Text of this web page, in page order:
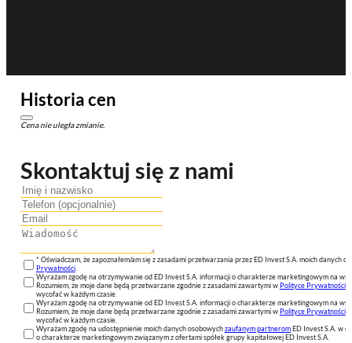
Historia cen
Cena nie uległa zmianie.
Skontaktuj się z nami
* Oświadczam, że zapoznałem/am się z zasadami przetwarzania przez ED Invest S.A. moich danych
Prywatności.
Wyrażam zgodę na otrzymywanie od ED Invest S.A. informacji o charakterze marketingowym na
Rozumiem, że moje dane będą przetwarzane zgodnie z zasadami zawartymi wPolityce Prywatności
wycofać w każdym czasie.
Wyrażam zgodę na otrzymywanie od ED Invest S.A. informacji o charakterze marketingowym na
Rozumiem, że moje dane będą przetwarzane zgodnie z zasadami zawartymi wPolityce Prywatności
wycofać w każdym czasie.
Wyrażam zgodę na udostępnienie moich danych osobowychzaufanym partneromED Invest S.A. w
o charakterze marketingowym związanym z ofertami spółek grupy kapitałowej ED Invest S.A.